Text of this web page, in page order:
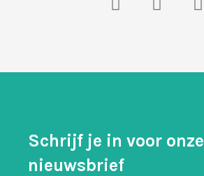
Schrijf je in voor onze
nieuwsbrief